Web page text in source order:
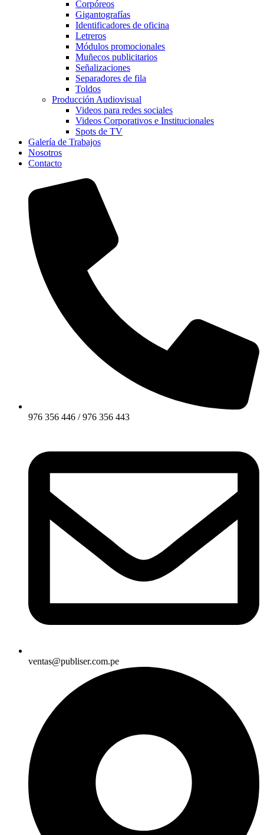
Corpóreos
Gigantografías
Identificadores de oficina
Letreros
Módulos promocionales
Muñecos publicitarios
Señalizaciones
Separadores de fila
Toldos
Producción Audiovisual
Videos para redes sociales
Videos Corporativos e Institucionales
Spots de TV
Galería de Trabajos
Nosotros
Contacto
976 356 446 / 976 356 443
ventas@publiser.com.pe